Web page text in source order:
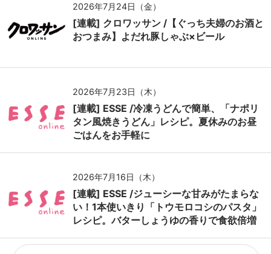
2026年7月24日（金）
[連載] クロワッサン /【ぐっち夫婦のお酒と
おつまみ】よだれ豚しゃぶ×ビール
2026年7月23日（木）
[連載] ESSE /冷凍うどんで簡単、「ナポリ
タン風焼きうどん」レシピ。夏休みのお昼
ごはんをお手軽に
2026年7月16日（木）
[連載] ESSE /ジューシーな甘みがたまらな
い！1本使いきり「トウモロコシのパスタ」
レシピ。バターしょうゆの香りで食欲倍増